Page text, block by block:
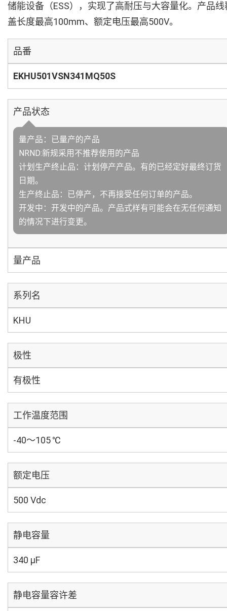
储能设备（ESS），实现了高耐压与大容量化。产品线
盖长度最高100mm、额定电压最高500V。
品番
EKHU501VSN341MQ50S
产品状态
量产品：已量产的产品
NRND:新规采用不推荐使用的产品
计划生产终止品：计划停产产品。有的已经定好最终订货
日期。
生产终止品：已停产，不再接受任何订单的产品。
开发中：开发中的产品。产品式样有可能会在无任何通知
的情况下进行变更。
量产品
系列名
KHU
极性
有极性
工作温度范围
-40～105 ℃
额定电压
500 Vdc
静电容量
340 µF
静电容量容许差